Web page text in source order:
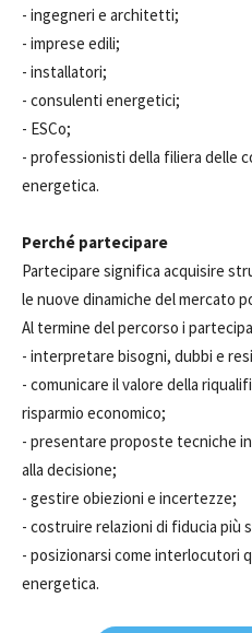
- ingegneri e architetti;
- imprese edili;
- installatori;
- consulenti energetici;
- ESCo;
- professionisti della filiera delle
energetica.
Perché partecipare
Partecipare significa acquisire
le nuove dinamiche del mercato
Al termine del percorso i
- interpretare bisogni, dubbi e
- comunicare il valore della
risparmio economico;
- presentare proposte tecniche
alla decisione;
- gestire obiezioni e incertezze;
- costruire relazioni di fiducia più
- posizionarsi come interlocutori
energetica.